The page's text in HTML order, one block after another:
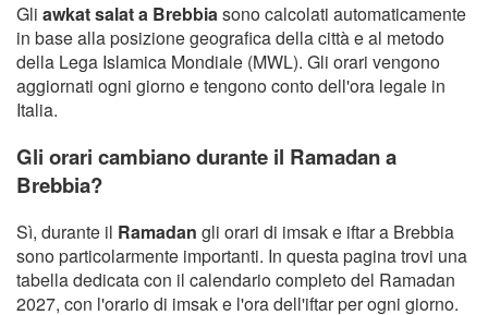
Gli awkat salat a Brebbiasono calcolati automaticamente
in base alla posizione geografica della città e al metodo
della Lega Islamica Mondiale (MWL). Gli orari vengono
aggiornati ogni giorno e tengono conto dell'ora legale in
Italia.
Gli orari cambiano durante il Ramadan a
Brebbia?
Sì, durante il Ramadan gli orari di imsak e iftar a Brebbia
sono particolarmente importanti. In questa pagina trovi una
tabella dedicata con il calendario completo del Ramadan
2027, con l'orario di imsak e l'ora dell'iftar per ogni giorno.